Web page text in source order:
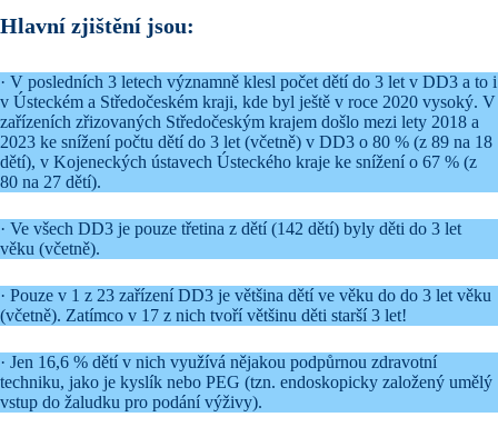
Hlavní zjištění jsou:
· V posledních 3 letech významně klesl počet dětí do 3 let v DD3 a to i
v Ústeckém a Středočeském kraji, kde byl ještě v roce 2020 vysoký. V
zařízeních zřizovaných Středočeským krajem došlo mezi lety 2018 a
2023 ke snížení počtu dětí do 3 let (včetně) v DD3 o 80 % (z 89 na 18
dětí), v Kojeneckých ústavech Ústeckého kraje ke snížení o 67 % (z
80 na 27 dětí).
· Ve všech DD3 je pouze třetina z dětí (142 dětí) byly děti do 3 let
věku (včetně).
· Pouze v 1 z 23 zařízení DD3 je většina dětí ve věku do do 3 let věku
(včetně). Zatímco v 17 z nich tvoří většinu děti starší 3 let!
· Jen 16,6 % dětí v nich využívá nějakou podpůrnou zdravotní
techniku, jako je kyslík nebo PEG (tzn. endoskopicky založený umělý
vstup do žaludku pro podání výživy).